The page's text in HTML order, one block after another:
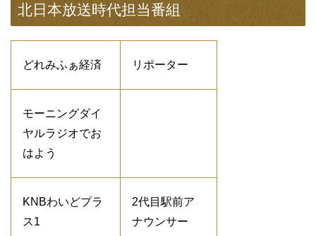
北日本放送時代担当番組
どれみふぁ経済 リポーター
モーニングダイ
ヤルラジオでお
はよう
KNBわいどプラ
ス1
2代目駅前ア
ナウンサー